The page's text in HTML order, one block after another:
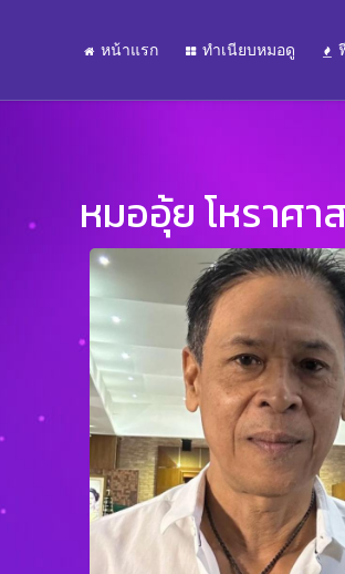
หน้าแรก ทำเนียบหมอดู
หมออุ้ย โหราศา